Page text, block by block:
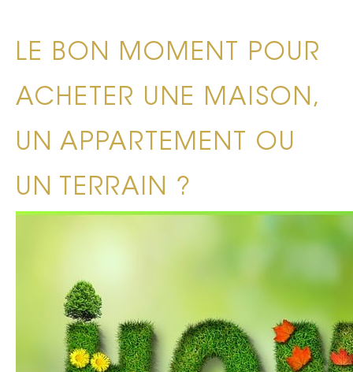
LE BON MOMENT POUR
ACHETER UNE MAISON,
UN APPARTEMENT OU
UN TERRAIN ?